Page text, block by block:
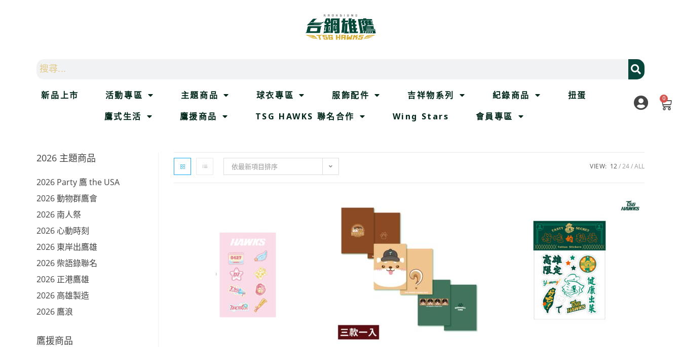
新品上市 活動專區 主題商品 球衣專區 服飾配件 吉祥物系列 紀錄商品
扭蛋
鷹式生活
鷹援商品 TSG HAWKS 聯名合作 Wing Stars 會員專區
0
依最新項目排序 VIEW: 12 24 ALL
2026 主題商品
2026 Party 鷹 the USA
2026 動物群鷹會
2026 南人祭
2026 心動時刻
2026 東岸出鷹雄
2026 柴語錄聯名
2026 正港鷹雄
2026 高雄製造
2026 鷹浪
鷹援商品